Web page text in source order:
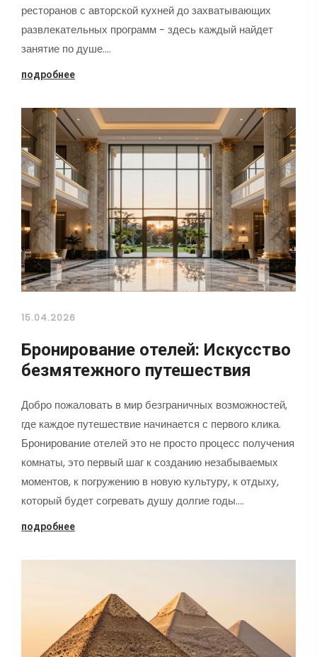
ресторанов с авторской кухней до захватывающих
развлекательных программ - здесь каждый найдет
занятие по душе.…
подробнее
15.04.2026
Бронирование отелей: Искусство
безмятежного путешествия
Добро пожаловать в мир безграничных возможностей,
где каждое путешествие начинается с первого клика.
Бронирование отелей это не просто процесс получения
комнаты, это первый шаг к созданию незабываемых
моментов, к погружению в новую культуру, к отдыху,
который будет согревать душу долгие годы.…
подробнее